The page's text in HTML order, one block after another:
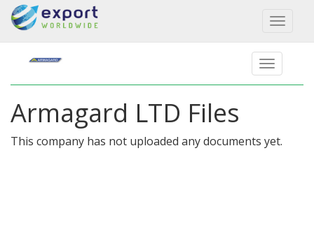
Toggle
Armagard LTD Files
This company has not uploaded any documents yet.